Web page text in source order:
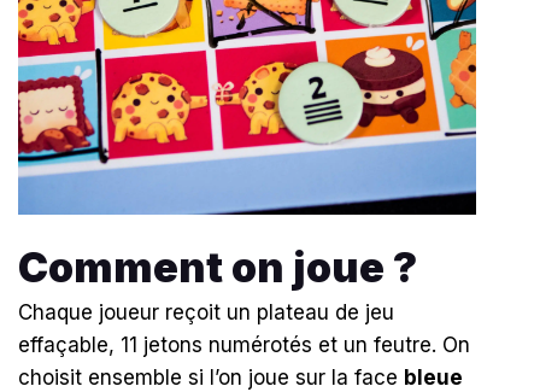
Comment on joue ?
Chaque joueur reçoit un plateau de jeu
effaçable, 11 jetons numérotés et un feutre. On
choisit ensemble si l’on joue sur la face bleue